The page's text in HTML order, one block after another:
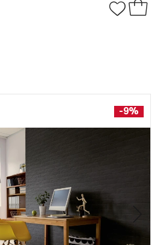
-9%